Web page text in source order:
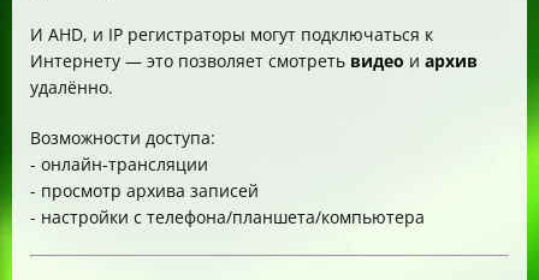
И AHD, и IP регистраторы могут подключаться к
Интернету — это позволяет смотреть видео и архив
удалённо.
Возможности доступа:
- онлайн-трансляции
- просмотр архива записей
- настройки с телефона/планшета/компьютера